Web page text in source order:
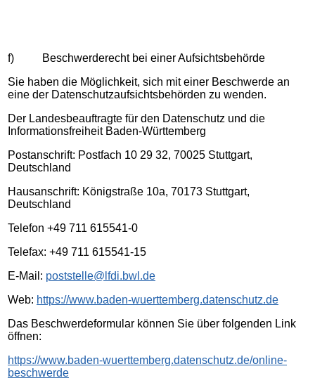
f) Beschwerderecht bei einer Aufsichtsbehörde
Sie haben die Möglichkeit, sich mit einer Beschwerde an
eine der Datenschutzaufsichtsbehörden zu wenden.
Der Landesbeauftragte für den Datenschutz und die
Informationsfreiheit Baden-Württemberg
Postanschrift: Postfach 10 29 32, 70025 Stuttgart,
Deutschland
Hausanschrift: Königstraße 10a, 70173 Stuttgart,
Deutschland
Telefon +49 711 615541-0
Telefax: +49 711 615541-15
E-Mail: poststelle@lfdi.bwl.de
Web: https://www.baden-wuerttemberg.datenschutz.de
Das Beschwerdeformular können Sie über folgenden Link
öffnen:
https://www.baden-wuerttemberg.datenschutz.de/online-
beschwerde